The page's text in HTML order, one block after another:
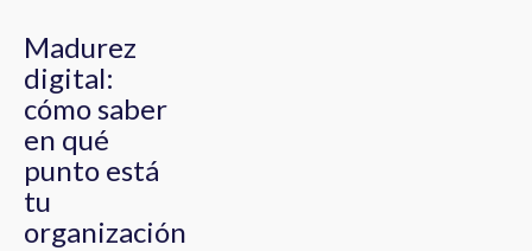
Madurez
digital:
cómo saber
en qué
punto está
tu
organización